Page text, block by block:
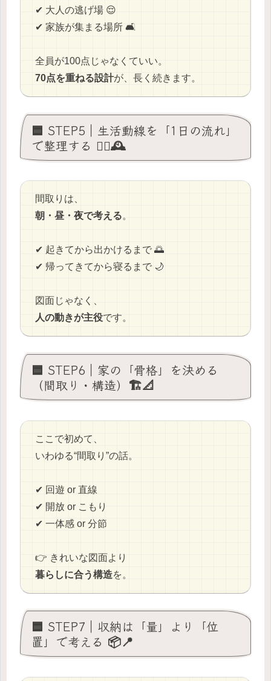
✔ 大人の逃げ場 😌
✔ 家族が集まる場所 🛋️
全員が100点じゃなくていい。
70点を重ねる設計が、長く続きます。
🟦 STEP5｜生活動線を「1日の流れ」
で整理する 🚶‍♂️🕰️
間取りは、
朝・昼・夜で考える。
✔ 起きてから出かけるまで 🌅
✔ 帰ってきてから寝るまで 🌙
図面じゃなく、
人の動きが主役です。
🟦 STEP6｜家の「骨格」を決める
（間取り・構造）🏗️📐
ここで初めて、
いわゆる“間取り”の話。
✔ 回遊 or 直線
✔ 開放 or こもり
✔ 一体感 or 分節
👉 きれいな図面より
暮らしに合う構造を。
🟦 STEP7｜収納は「量」より「位
置」で考える 📦📍